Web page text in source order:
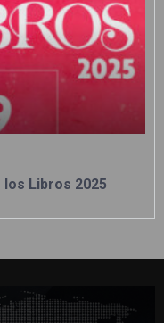
los Libros 2025